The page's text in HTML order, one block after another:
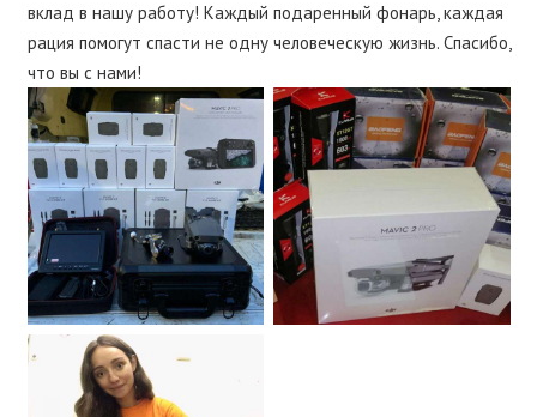
вклад в нашу работу! Каждый подаренный фонарь, каждая
рация помогут спасти не одну человеческую жизнь. Спасибо,
что вы с нами!